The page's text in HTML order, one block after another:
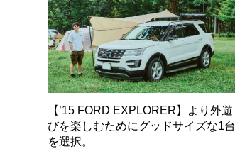
【’15 FORD EXPLORER】より外遊
びを楽しむためにグッドサイズな1台
を選択。